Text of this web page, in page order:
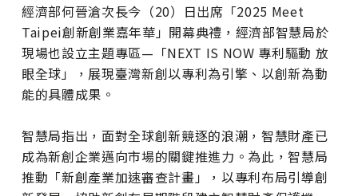
經濟部何晉滄次長今（20）日出席「2025 Meet
Taipei創新創業嘉年華」開幕典禮，經濟部智慧局於
現場也設立主題專區—「NEXT IS NOW 專利驅動 放
眼全球」，展現臺灣新創以專利為引擎、以創新為動
能的具體成果。
智慧局指出，面對全球創新競逐的浪潮，智慧財產已
成為新創企業邁向市場的關鍵推進力。為此，智慧局
推動「新創產業加速審查計畫」，以專利布局引導創